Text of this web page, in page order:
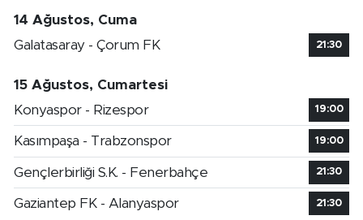
14 Ağustos, Cuma
Galatasaray - Çorum FK
21:30
15 Ağustos, Cumartesi
Konyaspor - Rizespor
19:00
Kasımpaşa - Trabzonspor 19:00
Gençlerbirliği S.K. - Fenerbahçe 21:30
Gaziantep FK - Alanyaspor 21:30